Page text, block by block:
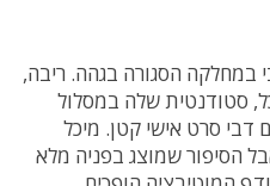
ה- 51 חוגגת דבי במחלקה הסגורה בגהה. ריבה,
סטודנטית שלה במסלול
דבי סרט אישי קטן. מיכל
הסיפור שמוצג בפניה מלא